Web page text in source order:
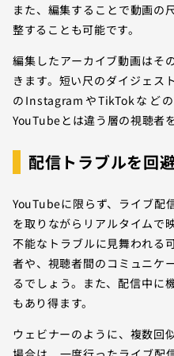
また、編集することで動画の
整することも可能です。
編集したアーカイブ動画はそ
きます。短い尺のダイジェス
のInstagramやTikTokなど
YouTubeとは違う層の視聴者
配信トラブルを回
YouTubeに限らず、ライブ配
を取りながらリアルタイムで
不能なトラブルに見舞われる
者や、視聴者間のコミュニケ
るでしょう。また、配信中に
もあり得ます。
ウェビナーのように、複数回